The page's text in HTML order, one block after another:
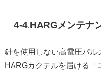
4-4.HARGメンテナ
針を使用しない高電圧パル
HARGカクテルを届ける「